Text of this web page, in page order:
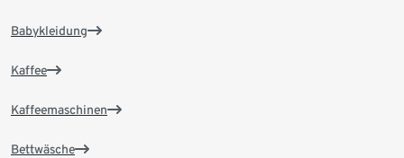
Babykleidung
Kaffee
Kaffeemaschinen
Bettwäsche